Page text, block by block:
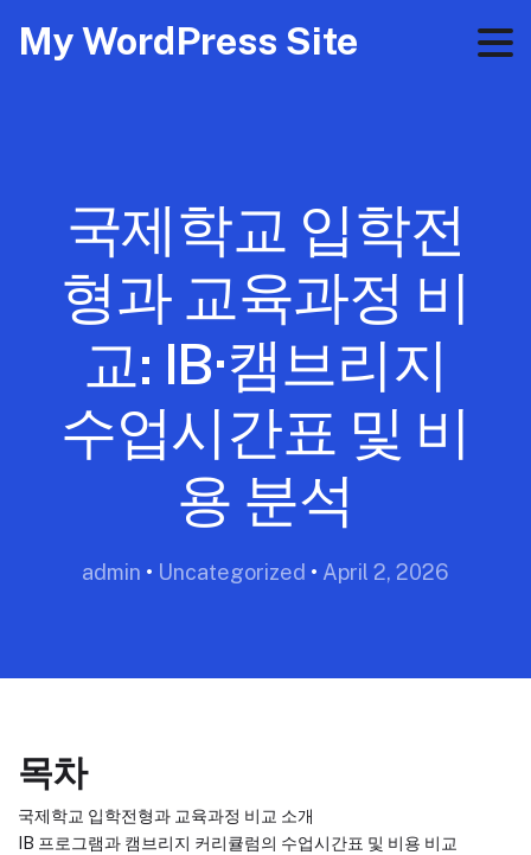
My WordPress Site
국제학교 입학전
형과 교육과정 비
교: IB·캠브리지
수업시간표 및 비
용 분석
admin • Uncategorized • April 2, 2026
목차
국제학교 입학전형과 교육과정 비교 소개
IB 프로그램과 캠브리지 커리큘럼의 수업시간표 및 비용 비교